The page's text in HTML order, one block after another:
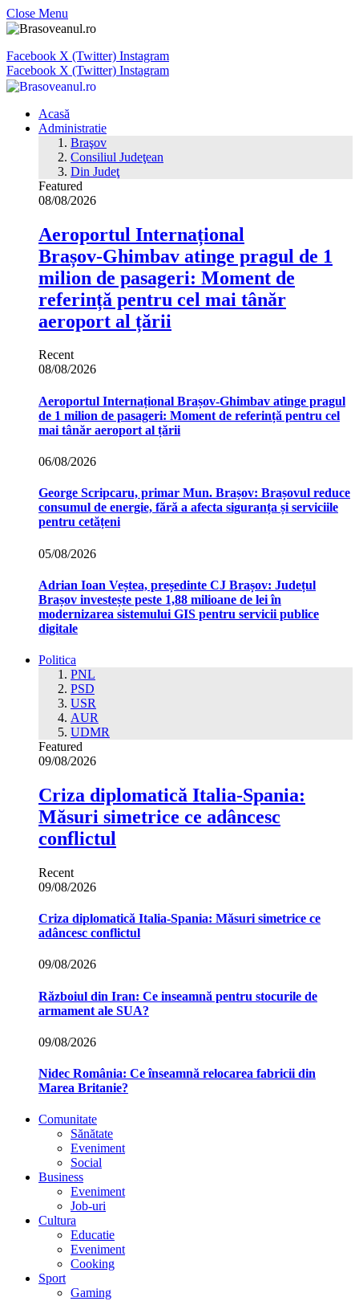
Close Menu
Facebook X (Twitter) Instagram
Facebook X (Twitter) Instagram
Acasă
Administratie
Braşov
Consiliul Judeţean
Din Judeţ
Featured
08/08/2026
Aeroportul Internațional
Brașov‑Ghimbav atinge pragul de 1
milion de pasageri: Moment de
referință pentru cel mai tânăr
aeroport al țării
Recent
08/08/2026
Aeroportul Internațional Brașov‑Ghimbav atinge pragul
de 1 milion de pasageri: Moment de referință pentru cel
mai tânăr aeroport al țării
06/08/2026
George Scripcaru, primar Mun. Brașov: Brașovul reduce
consumul de energie, fără a afecta siguranța și serviciile
pentru cetățeni
05/08/2026
Adrian Ioan Veștea, președinte CJ Brașov: Județul
Brașov investește peste 1,88 milioane de lei în
modernizarea sistemului GIS pentru servicii publice
digitale
Politica
PNL
PSD
USR
AUR
UDMR
Featured
09/08/2026
Criza diplomatică Italia-Spania:
Măsuri simetrice ce adâncesc
conflictul
Recent
09/08/2026
Criza diplomatică Italia-Spania: Măsuri simetrice ce
adâncesc conflictul
09/08/2026
Războiul din Iran: Ce inseamnă pentru stocurile de
armament ale SUA?
09/08/2026
Nidec România: Ce înseamnă relocarea fabricii din
Marea Britanie?
Comunitate
Sănătate
Eveniment
Social
Business
Eveniment
Job-uri
Cultura
Educatie
Eveniment
Cooking
Sport
Gaming